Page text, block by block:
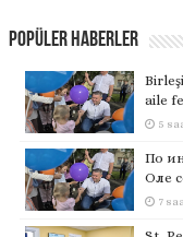
Popüler Haberler
aile
5
По
Оле
7